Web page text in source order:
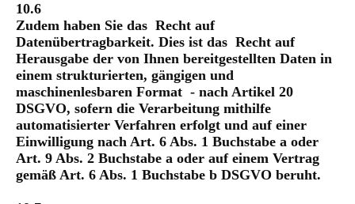
10.6
Zudem haben Sie das Recht auf
Datenübertragbarkeit. Dies ist das Recht auf
Herausgabe der von Ihnen bereitgestellten Daten in
einem strukturierten, gängigen und
maschinenlesbaren Format - nach Artikel 20
DSGVO, sofern die Verarbeitung mithilfe
automatisierter Verfahren erfolgt und auf einer
Einwilligung nach Art. 6 Abs. 1 Buchstabe a oder
Art. 9 Abs. 2 Buchstabe a oder auf einem Vertrag
gemäß Art. 6 Abs. 1 Buchstabe b DSGVO beruht.